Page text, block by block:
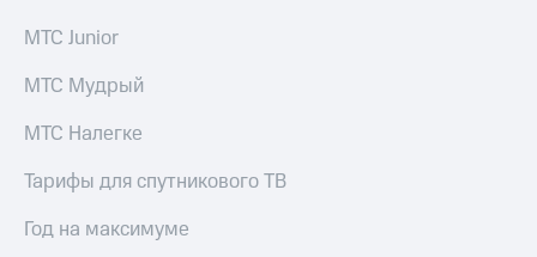
МТС Junior
МТС Мудрый
МТС Налегке
Тарифы для спутникового ТВ
Год на максимуме